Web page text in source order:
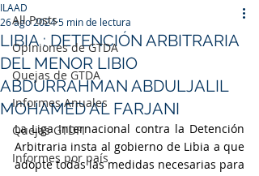
All Posts
Opiniones de GTDA
Quejas de GTDA
Informes Anuales
Quejas GTDFI
Informes por país
LIBIA : DETENCIÓN ARBITRARIA
DEL MENOR LIBIO
ABDURRAHMAN ABDULJALIL
MOHAMED AL FARJANI
ILAAD
26 ago 20245 min de lectura
La Liga Internacional contra la Detención
Arbitraria insta al gobierno de Libia a que
adopte todas las medidas necesarias para